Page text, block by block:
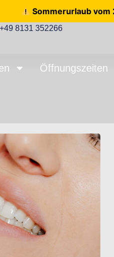
Sommerurlaub
+49 8131 352266
Öffnungszeiten